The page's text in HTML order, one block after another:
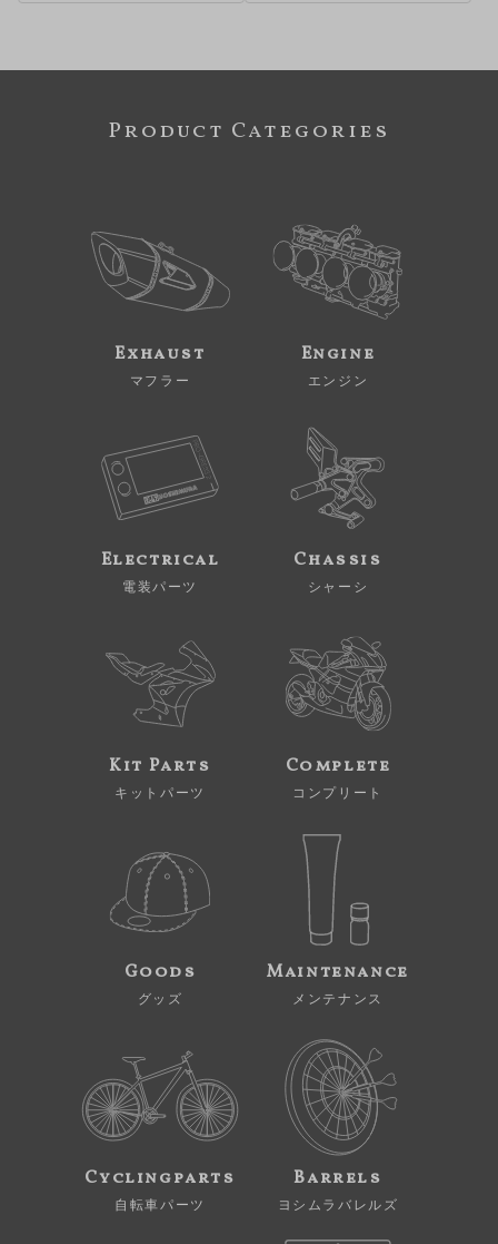
Product Categories
Exhaust
マフラー
Engine
エンジン
Electrical
電装パーツ
Chassis
シャーシ
Kit Parts
キットパーツ
Complete
コンプリート
Goods
グッズ
Maintenance
メンテナンス
Cyclingparts
自転車パーツ
Barrels
ヨシムラバレルズ